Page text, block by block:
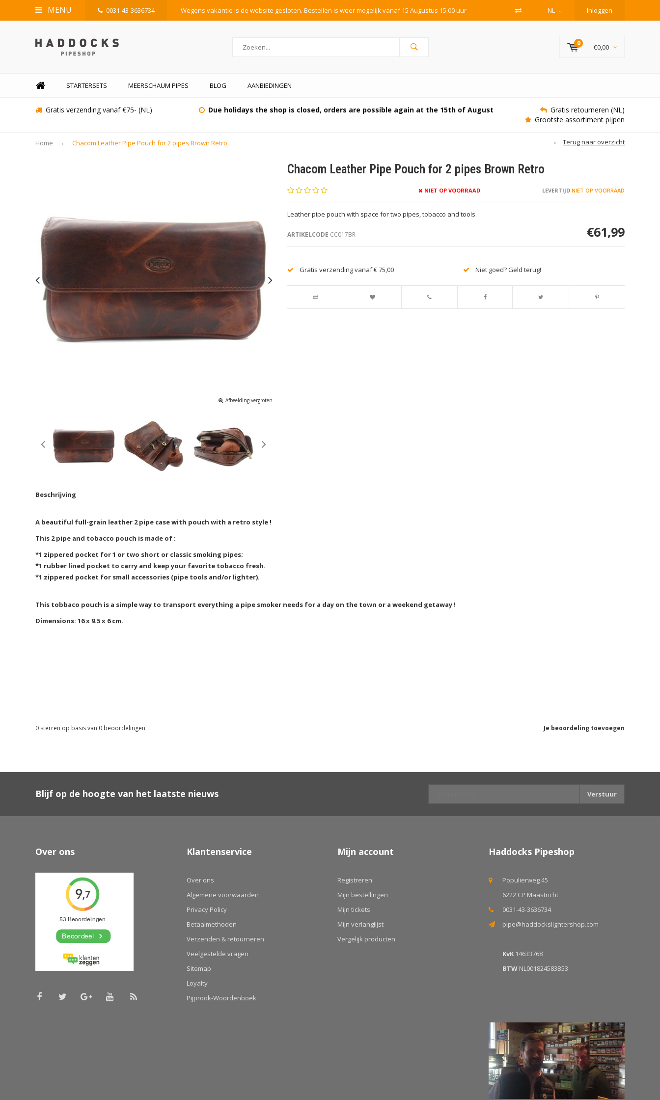
MENU 0031-43-3636734 Wegens vakantie is de website gesloten. Bestellen is weer mogelijk vanaf 15 Augustus 15.00 uur NL Inloggen
0 €0,00
STARTERSETS MEERSCHAUM PIPES BLOG AANBIEDINGEN
Gratis verzending vanaf €75- (NL) Due holidays the shop is closed, orders are possible again at the 15th of August
Gratis retourneren (NL)
Grootste assortiment pijpen
Home Chacom Leather Pipe Pouch for 2 pipes Brown Retro Terug naar overzicht
Afbeelding vergroten
Chacom Leather Pipe Pouch for 2 pipes Brown Retro
NIET OP VOORRAAD LEVERTIJDNIET OP VOORRAAD
Leather pipe pouch with space for two pipes, tobacco and tools.
ARTIKELCODE CC017BR €61,99
Gratis verzending vanaf € 75,00 Niet goed? Geld terug!
Beschrijving
A beautiful full-grain leather 2 pipe case with pouch with a retro style !
This 2 pipe and tobacco pouch is made of :
*1 zippered pocket for 1 or two short or classic smoking pipes;
*1 rubber lined pocket to carry and keep your favorite tobacco fresh.
*1 zippered pocket for small accessories (pipe tools and/or lighter).
This tobbaco pouch is a simple way to transport everything a pipe smoker needs for a day on the town or a weekend getaway !
Dimensions: 16 x 9.5 x 6 cm.
Je beoordeling toevoegen
0 sterren op basis van 0 beoordelingen
Blijf op de hoogte van het laatste nieuws Verstuur
Over ons Klantenservice
Over ons
Algemene voorwaarden
Privacy Policy
Betaalmethoden
Verzenden & retourneren
Veelgestelde vragen
Sitemap
Loyalty
Pijprook-Woordenboek
Mijn account
Registreren
Mijn bestellingen
Mijn tickets
Mijn verlanglijst
Vergelijk producten
Haddocks Pipeshop
Populierweg 45
6222 CP Maastricht
0031-43-3636734
pipe@haddockslightershop.com
KvK14633768
BTWNL001824583B53